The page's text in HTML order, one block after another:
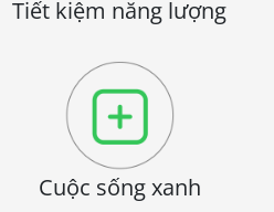
Tiết kiệm năng lượng
Cuộc sống xanh